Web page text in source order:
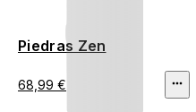
Piedras Zen
68,99 €